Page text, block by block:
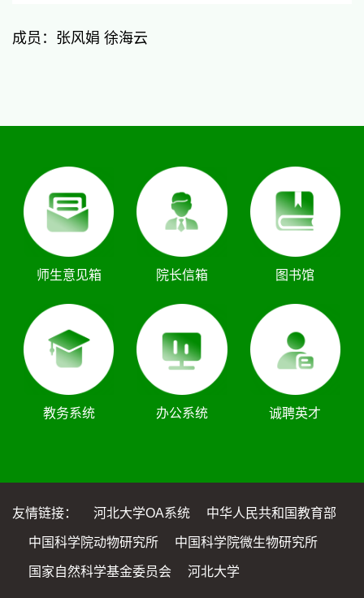
成员：张风娟 徐海云
师生意见箱 院长信箱 图书馆
教务系统 办公系统 诚聘英才
友情链接： 河北大学OA系统 中华人民共和国教育部
中国科学院动物研究所 中国科学院微生物研究所
国家自然科学基金委员会 河北大学